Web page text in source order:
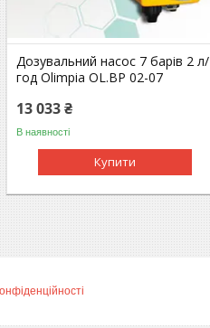
Дозувальний насос 7 барів 2 л/
год Olimpia OL.BP 02-07
13 033 ₴
В наявності
Купити